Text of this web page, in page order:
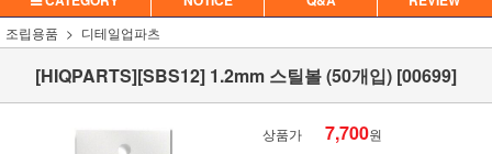
조립용품 디테일업파츠
[HIQPARTS][SBS12] 1.2mm 스틸볼 (50개입) [00699]
상품가 7,700원